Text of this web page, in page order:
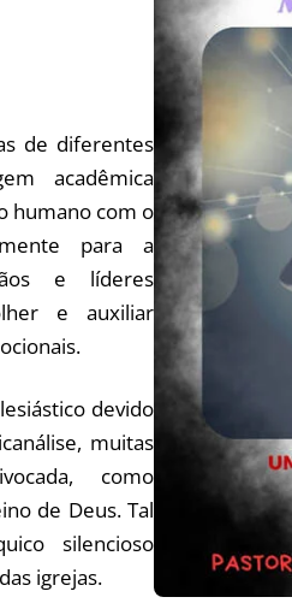
de diferentes
acadêmica
humano com o
para a
e líderes
e auxiliar
devido
muitas
como
de Deus. Tal
silencioso
igrejas.